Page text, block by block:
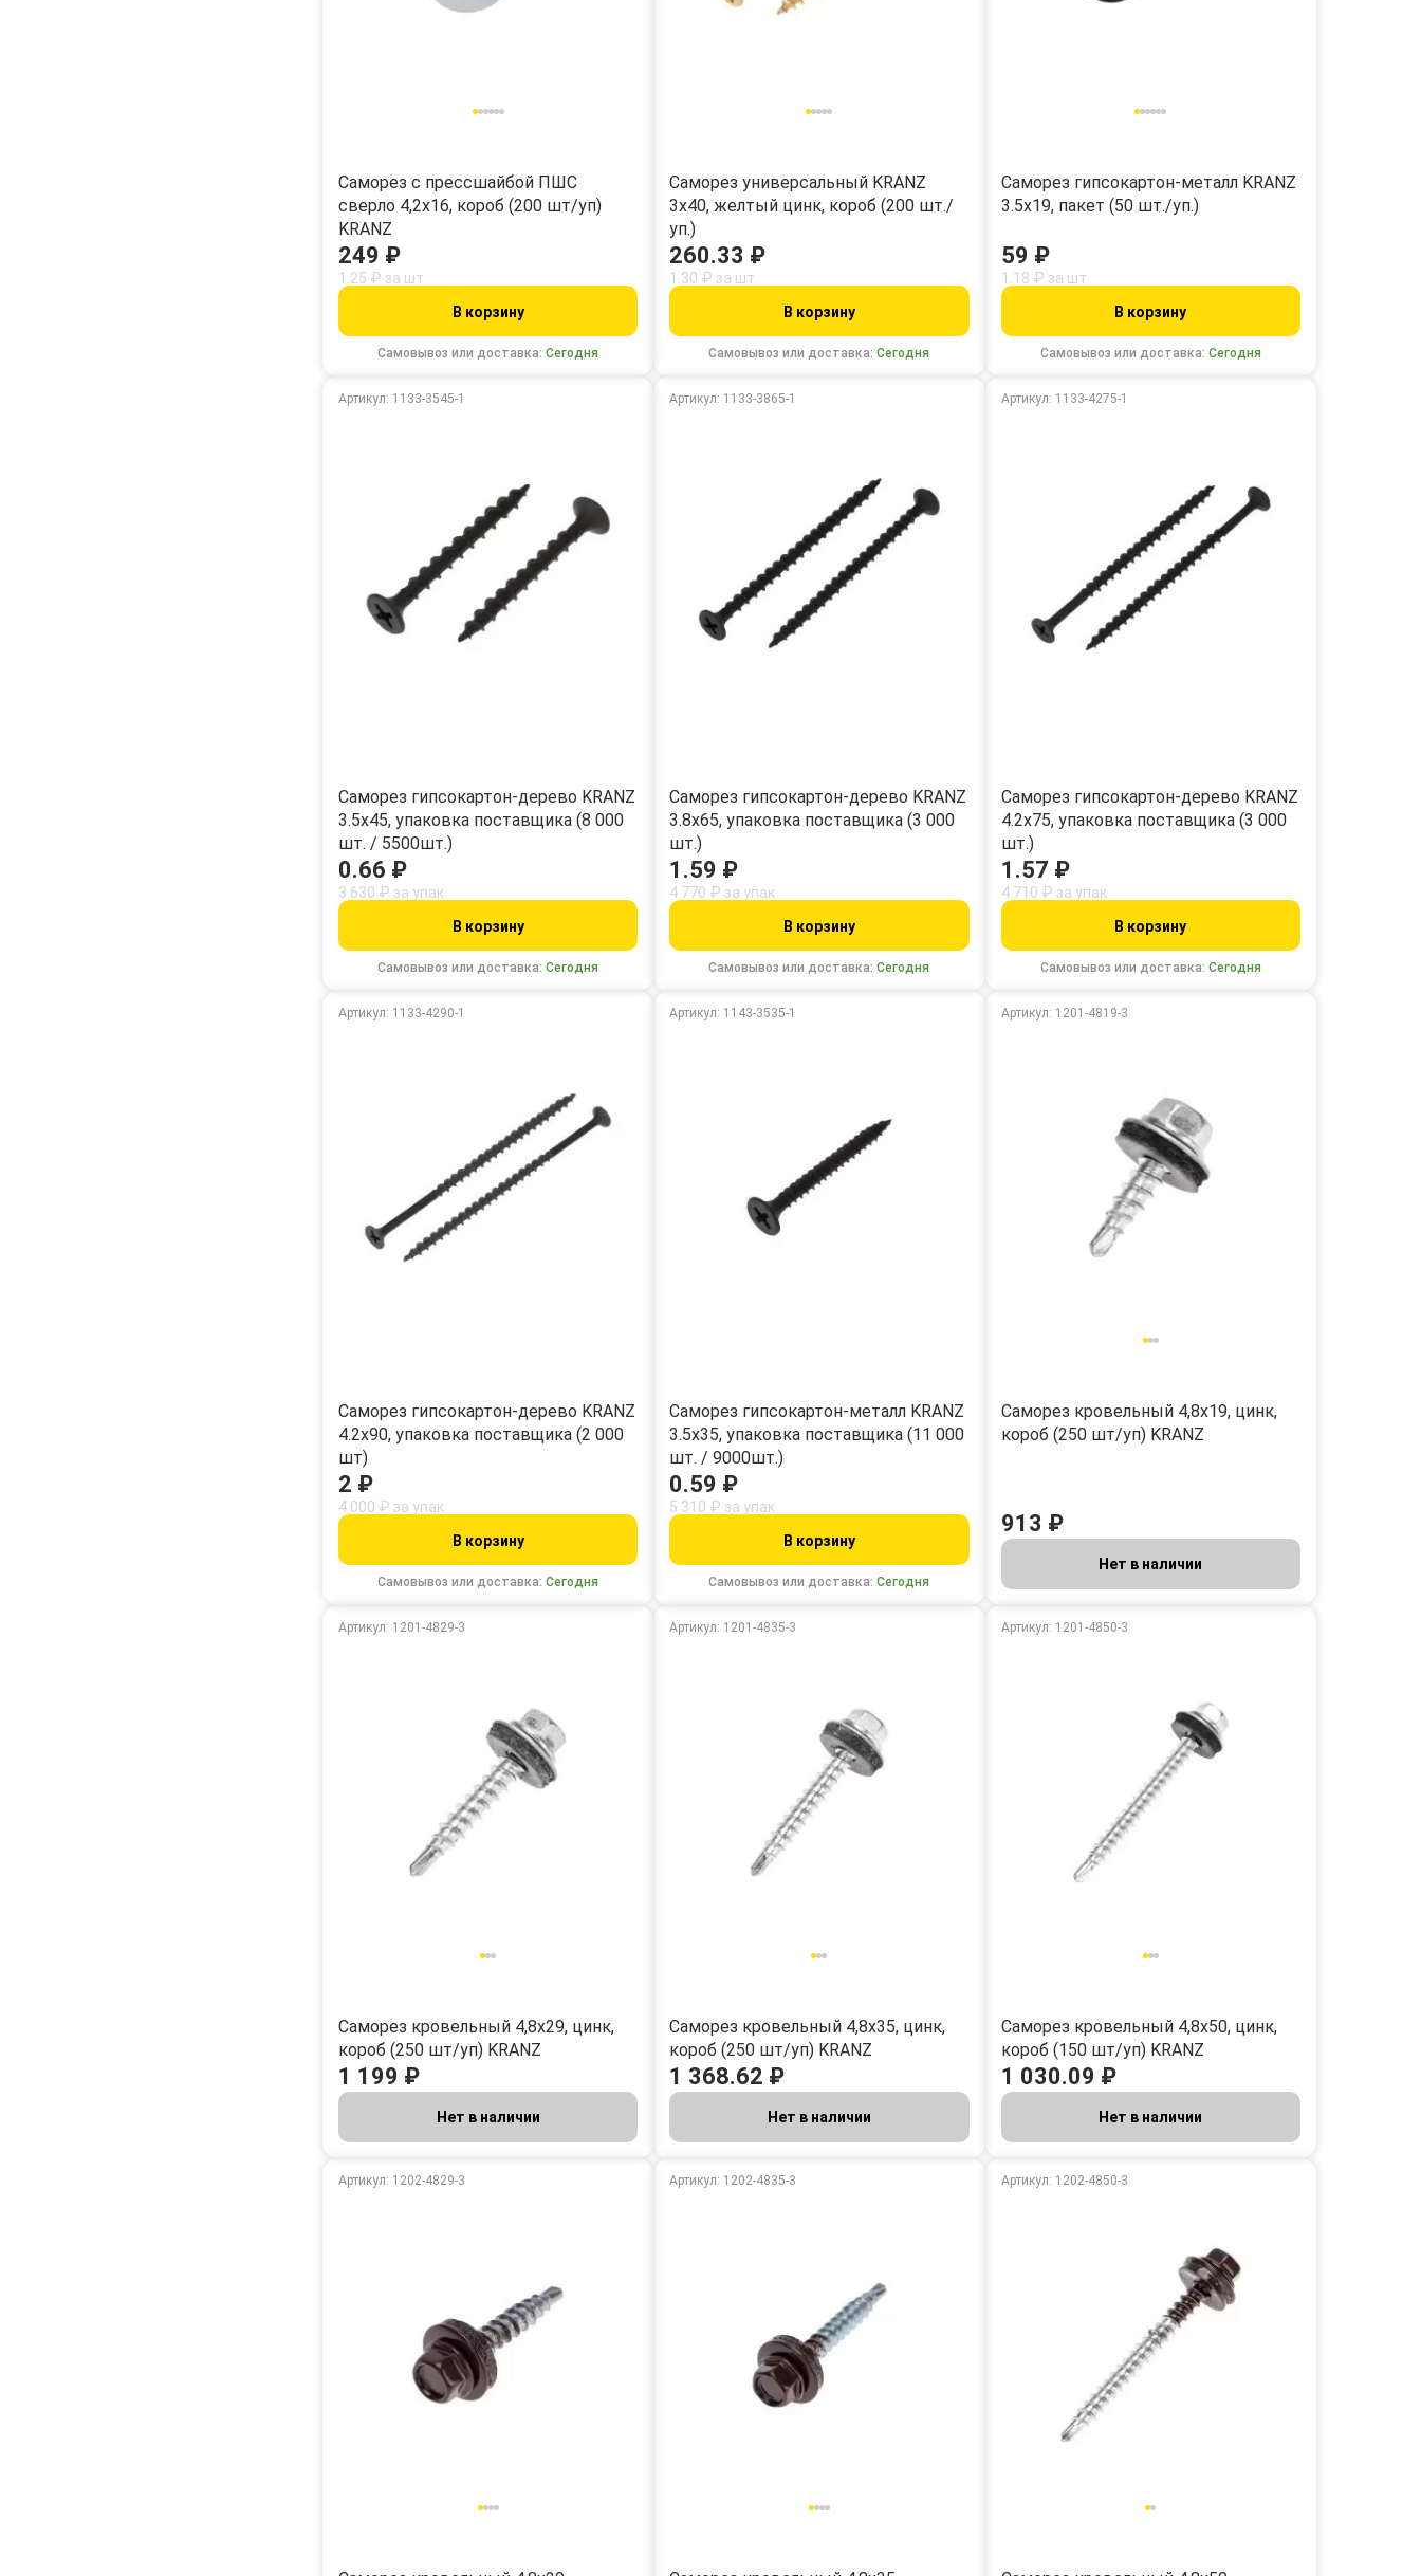
Саморез с прессшайбой ПШС
сверло 4,2х16, короб (200 шт/уп)
KRANZ
Самовывоз или доставка:Сегодня
249 ₽
1.25 ₽ за шт
В корзину
Саморез универсальный KRANZ
3х40, желтый цинк, короб (200 шт./
уп.)
Самовывоз или доставка:Сегодня
260.33 ₽
1.30 ₽ за шт
В корзину
Саморез гипсокартон-металл KRANZ
3.5х19, пакет (50 шт./уп.)
Самовывоз или доставка: Сегодня
59 ₽
1.18 ₽ за шт
В корзину
Артикул: 1133-3545-1
Саморез гипсокартон-дерево KRANZ
3.5х45, упаковка поставщика (8 000
шт. / 5500шт.)
Самовывоз или доставка:Сегодня
0.66 ₽
3 630 ₽ за упак
В корзину
Артикул: 1133-3865-1
Саморез гипсокартон-дерево KRANZ
3.8х65, упаковка поставщика (3 000
шт.)
Самовывоз или доставка:Сегодня
1.59 ₽
4 770 ₽ за упак
В корзину
Артикул: 1133-4275-1
Саморез гипсокартон-дерево KRANZ
4.2х75, упаковка поставщика (3 000
шт.)
Самовывоз или доставка: Сегодня
1.57 ₽
4 710 ₽ за упак
В корзину
Артикул: 1133-4290-1
Саморез гипсокартон-дерево KRANZ
4.2х90, упаковка поставщика (2 000
шт)
Самовывоз или доставка:Сегодня
2 ₽
4 000 ₽ за упак
В корзину
Артикул: 1143-3535-1
Саморез гипсокартон-металл KRANZ
3.5х35, упаковка поставщика (11 000
шт. / 9000шт.)
Самовывоз или доставка:Сегодня
0.59 ₽
5 310 ₽ за упак
В корзину
Артикул: 1201-4819-3
Саморез кровельный 4,8х19, цинк,
короб (250 шт/уп) KRANZ
913 ₽
Нет в наличии
Артикул: 1201-4829-3
Саморез кровельный 4,8х29, цинк,
короб (250 шт/уп) KRANZ
1 199 ₽
Нет в наличии
Артикул: 1201-4835-3
Саморез кровельный 4,8х35, цинк,
короб (250 шт/уп) KRANZ
1 368.62 ₽
Нет в наличии
Артикул: 1201-4850-3
Саморез кровельный 4,8х50, цинк,
короб (150 шт/уп) KRANZ
1 030.09 ₽
Нет в наличии
Артикул: 1202-4829-3 Артикул: 1202-4835-3 Артикул: 1202-4850-3